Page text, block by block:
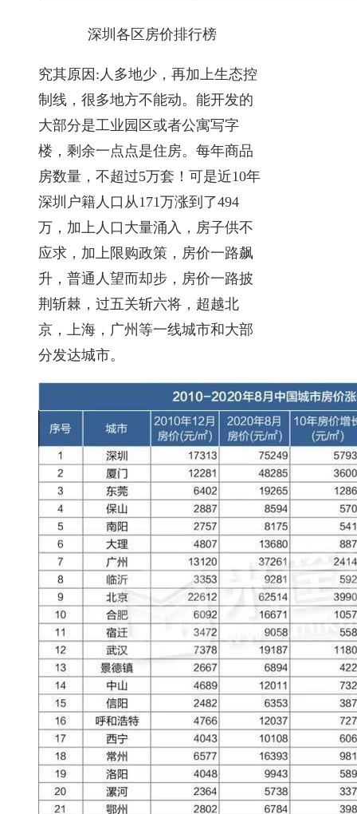
深圳各区房价排行榜
究其原因:人多地少，再加上生态控
制线，很多地方不能动。能开发的
大部分是工业园区或者公寓写字
楼，剩余一点点是住房。每年商品
房数量，不超过5万套！可是近10年
深圳户籍人口从171万涨到了494
万，加上人口大量涌入，房子供不
应求，加上限购政策，房价一路飙
升，普通人望而却步，房价一路披
荆斩棘，过五关斩六将，超越北
京，上海，广州等一线城市和大部
分发达城市。